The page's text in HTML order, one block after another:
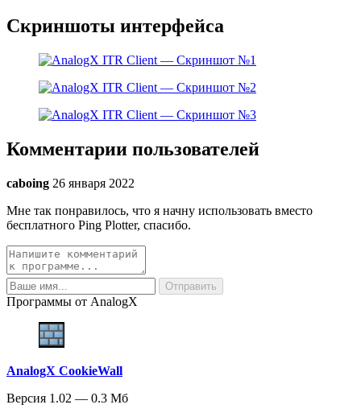
Скриншоты интерфейса
Комментарии пользователей
caboing 26 января 2022
Мне так понравилось, что я начну использовать вместо
бесплатного Ping Plotter, спасибо.
Программы от AnalogX
AnalogX CookieWall
Версия 1.02 — 0.3 Мб